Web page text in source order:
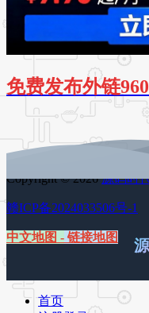
免费发布外链
Copyright © 2026源码时
赣ICP备2024033506号-1
中文地图 - 链接地图
首页